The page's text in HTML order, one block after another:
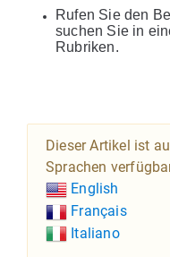
Rufen Sie den
suchen Sie in
Rubriken.
Dieser Artikel ist
Sprachen
English
Français
Italiano